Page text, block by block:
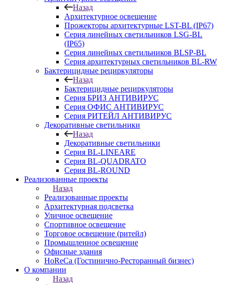
Назад
Архитектурное освещение
Прожекторы архитектурные LST-BL (IP67)
Серия линейных светильников LSG-BL
(IP65)
Серия линейных светильников BLSP-BL
Серия архитектурных светильников BL-RW
Бактерицидные рециркуляторы
Назад
Бактерицидные рециркуляторы
Серия БРИЗ АНТИВИРУС
Серия ОФИС АНТИВИРУС
Серия РИТЕЙЛ АНТИВИРУС
Декоративные светильники
Назад
Декоративные светильники
Серия BL-LINEARE
Серия BL-QUADRATO
Серия BL-ROUND
Реализованные проекты
Назад
Реализованные проекты
Архитектурная подсветка
Уличное освещение
Спортивное освещение
Торговое освещение (ритейл)
Промышленное освещение
Офисные здания
HoReCa (Гостинично-Ресторанный бизнес)
О компании
Назад